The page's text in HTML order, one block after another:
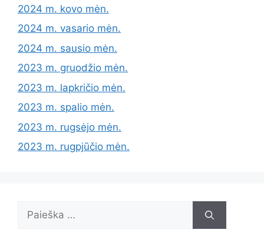
2024 m. kovo mėn.
2024 m. vasario mėn.
2024 m. sausio mėn.
2023 m. gruodžio mėn.
2023 m. lapkričio mėn.
2023 m. spalio mėn.
2023 m. rugsėjo mėn.
2023 m. rugpjūčio mėn.
Ieškoti: